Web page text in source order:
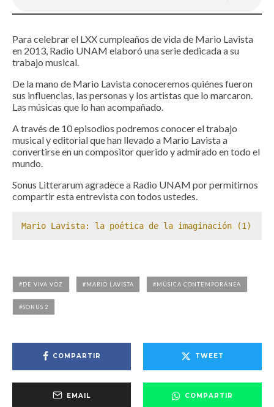
Para celebrar el LXX cumpleaños de vida de Mario Lavista
en 2013, Radio UNAM elaboró una serie dedicada a su
trabajo musical.
De la mano de Mario Lavista conoceremos quiénes fueron
sus influencias, las personas y los artistas que lo marcaron.
Las músicas que lo han acompañado.
A través de 10 episodios podremos conocer el trabajo
musical y editorial que han llevado a Mario Lavista a
convertirse en un compositor querido y admirado en todo el
mundo.
Sonus Litterarum agradece a Radio UNAM por permitirnos
compartir esta entrevista con todos ustedes.
Mario Lavista: la poética de la imaginación (1)
DE VIVA VOZ MARIO LAVISTA MÚSICA CONTEMPORÁNEA
SONUS 2
COMPARTIR TWEET
EMAIL COMPARTIR